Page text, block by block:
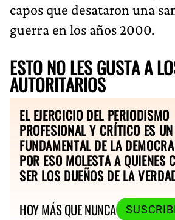
capos que desataron una
guerra en los años 2000.
ESTO NO LES GUSTA A
AUTORITARIOS
EL EJERCICIO DEL PERIODISMO
PROFESIONAL Y CRÍTICO ES
FUNDAMENTAL DE LA
POR ESO MOLESTA A QUIENES
SER LOS DUEÑOS DE LA
HOY MÁS QUE NUNCA